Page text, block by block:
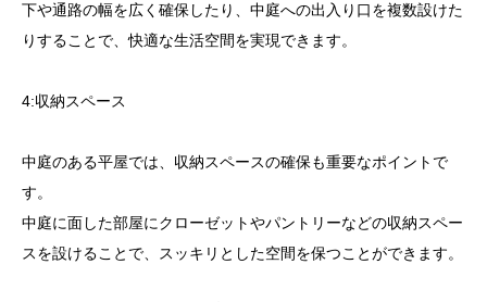
下や通路の幅を広く確保したり、中庭への出入り口を複数設けた
りすることで、快適な生活空間を実現できます。
4:収納スペース
中庭のある平屋では、収納スペースの確保も重要なポイントで
す。
中庭に面した部屋にクローゼットやパントリーなどの収納スペー
スを設けることで、スッキリとした空間を保つことができます。